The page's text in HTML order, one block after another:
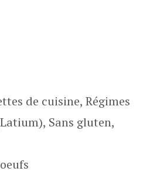
de cuisine, Régimes
, Sans gluten,